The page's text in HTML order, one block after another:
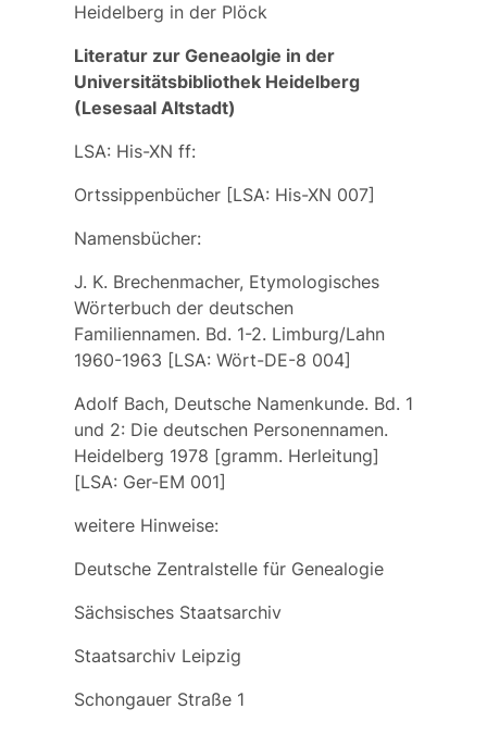
Heidelberg in der Plöck
Literatur zur Geneaolgie in der
Universitätsbibliothek Heidelberg
(Lesesaal Altstadt)
LSA: His-XN ff:
Ortssippenbücher[LSA: His-XN 007]
Namensbücher:
J. K. Brechenmacher, Etymologisches
Wörterbuch der deutschen
Familiennamen. Bd. 1-2. Limburg/Lahn
1960-1963 [LSA: Wört-DE-8 004]
Adolf Bach, Deutsche Namenkunde. Bd. 1
und 2: Die deutschen Personennamen.
Heidelberg 1978 [gramm. Herleitung]
[LSA: Ger-EM 001]
weitere Hinweise:
Deutsche Zentralstelle für Genealogie
Sächsisches Staatsarchiv
Staatsarchiv Leipzig
Schongauer Straße 1